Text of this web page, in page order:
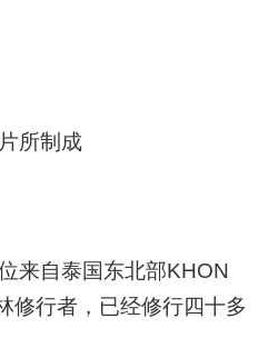
所制成
来自泰国东北部KHON
修行者，已经修行四十多